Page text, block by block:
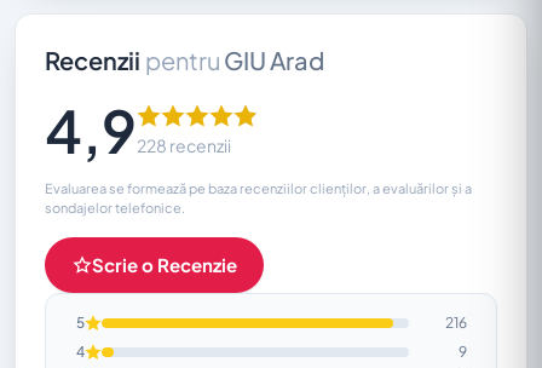
Recenzii pentru GIU Arad
4,9228 recenzii
Evaluarea se formează pe baza recenziilor clienților, a evaluărilor și a
sondajelor telefonice.
Scrie o Recenzie
5
216
4
9